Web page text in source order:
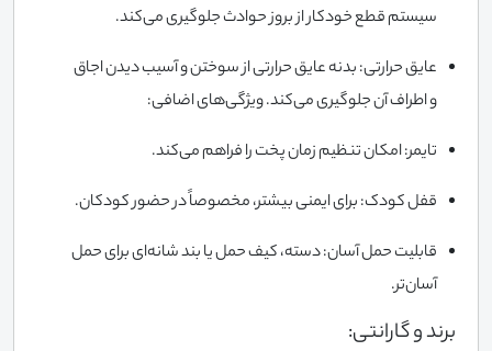
سیستم قطع خودکار از بروز حوادث جلوگیری می‌کند.
عایق حرارتی: بدنه عایق حرارتی از سوختن و آسیب دیدن اجاق
و اطراف آن جلوگیری می‌کند. ویژگی‌های اضافی:
تایمر: امکان تنظیم زمان پخت را فراهم می‌کند.
قفل کودک: برای ایمنی بیشتر، مخصوصاً در حضور کودکان.
قابلیت حمل آسان: دسته، کیف حمل یا بند شانه‌ای برای حمل
آسان‌تر.
برند و گارانتی: